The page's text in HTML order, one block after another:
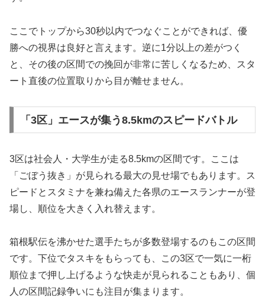
ここでトップから30秒以内でつなぐことができれば、優
勝への視界は良好と言えます。逆に1分以上の差がつく
と、その後の区間での挽回が非常に苦しくなるため、スタ
ート直後の位置取りから目が離せません。
「3区」エースが集う8.5kmのスピードバトル
3区は社会人・大学生が走る8.5kmの区間です。ここは
「ごぼう抜き」が見られる最大の見せ場でもあります。ス
ピードとスタミナを兼ね備えた各県のエースランナーが登
場し、順位を大きく入れ替えます。
箱根駅伝を沸かせた選手たちが多数登場するのもこの区間
です。下位でタスキをもらっても、この3区で一気に一桁
順位まで押し上げるような快走が見られることもあり、個
人の区間記録争いにも注目が集まります。